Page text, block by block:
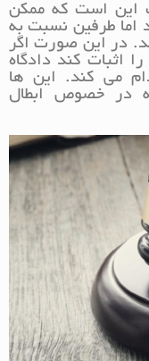
این است که ممکن
اما طرفین نسبت به
در این صورت اگر
اثبات کند دادگاه
می کند. این ها
در خصوص ابطال